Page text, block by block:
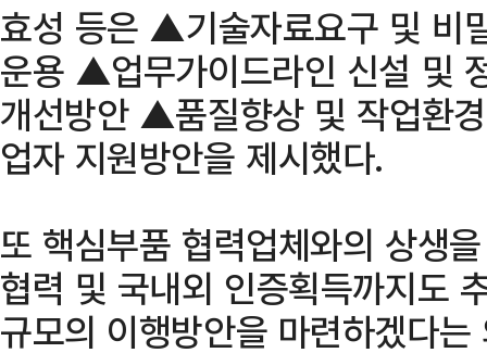
효성 등은 ▲기술자료요구 및 비
운용 ▲업무가이드라인 신설 및
개선방안 ▲품질향상 및 작업환
업자 지원방안을 제시했다.
또 핵심부품 협력업체와의 상생
협력 및 국내외 인증획득까지도
규모의 이행방안을 마련하겠다